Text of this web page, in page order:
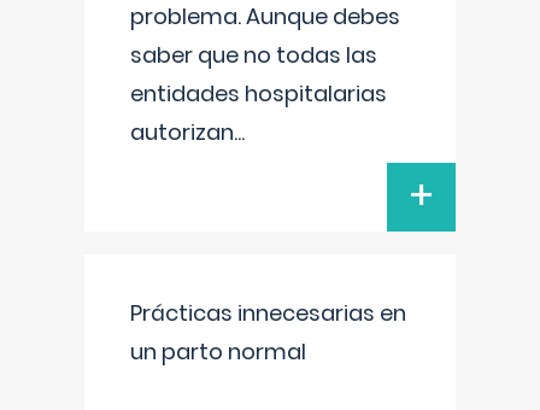
problema. Aunque debes
saber que no todas las
entidades hospitalarias
autorizan...
+
Prácticas innecesarias en
un parto normal